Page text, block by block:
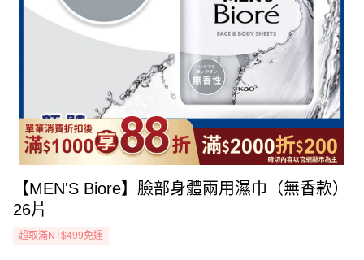
【MEN'S Biore】臉部身體兩用濕巾（無香款）
26片
超取滿NT$499免運